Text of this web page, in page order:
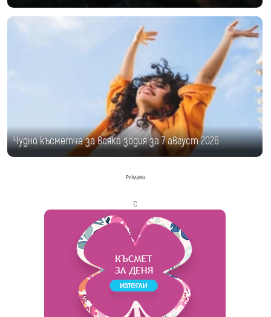
Чудно късметче за всяка зодия за 7 август 2026
Реклама
с